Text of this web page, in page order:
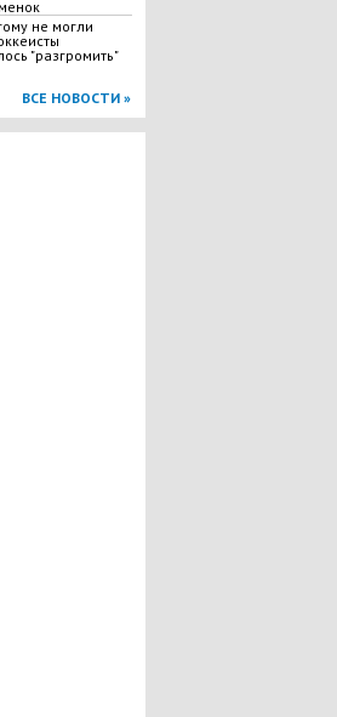
не могли
"разгромить"
ВСЕ НОВОСТИ »